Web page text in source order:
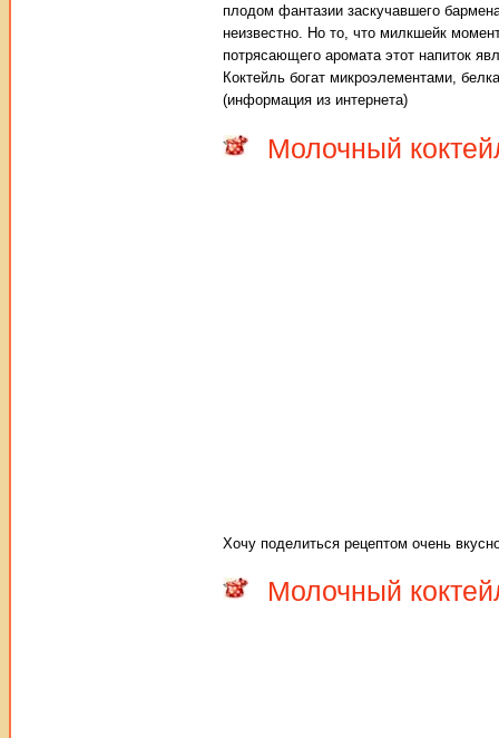
плодом фантазии заскучавшего
неизвестно. Но то, что милкшейк
потрясающего аромата этот напиток
Коктейль богат микроэлементами,
(информация из интернета)
Молочный
Хочу поделиться рецептом очень
Молочный